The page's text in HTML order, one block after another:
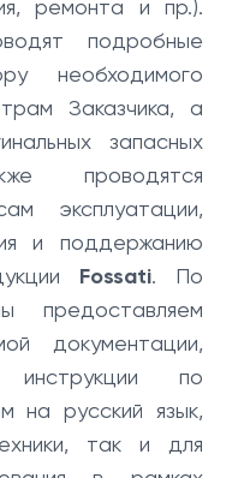
ремонта и пр.).
подробные
необходимого
Заказчика, а
запасных
проводятся
эксплуатации,
и поддержанию
Fossati. По
предоставляем
документации,
инструкции по
на русский язык,
так и для